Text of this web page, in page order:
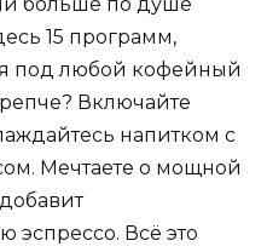
15 программ,
под любой кофейный
Включайте
напитком с
Мечтаете о мощной
Всё это